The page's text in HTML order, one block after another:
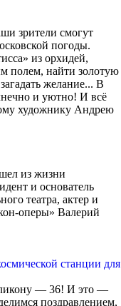
зрители смогут
погоды.
из орхидей,
полем, найти золотую
желание... В
и уютно! И всё
художнику Андрею
из жизни
и основатель
театра, актер и
оперы» Валерий
станции для
— 36! И это —
поздравлением,